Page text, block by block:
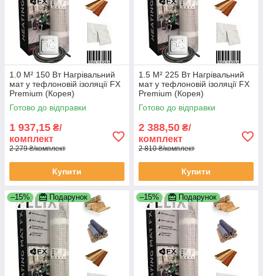
1.0 М² 150 Вт Нагрівальний
мат у тефлоновій ізоляції FX
Premium (Корея)
Готово до відправки
1 937,15 ₴/
комплект
2 279 ₴/комплект
Купити
1.5 М² 225 Вт Нагрівальний
мат у тефлоновій ізоляції FX
Premium (Корея)
Готово до відправки
2 388,50 ₴/
комплект
2 810 ₴/комплект
Купити
–15% Подарунок –15% Подарунок